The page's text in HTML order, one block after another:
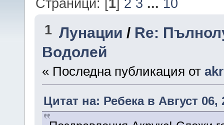
Страници: [1] 2 3 ... 10
1 Лунации / Re:
Водолей
« Последна публикация от
Цитат на: Ребека в Август 06,